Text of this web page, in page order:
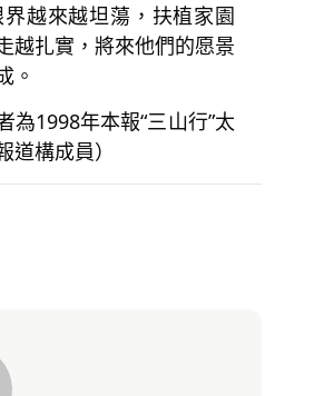
界越來越坦蕩，扶植家園
越扎實，將來他們的愿景
。
1998年本報“三山行”太
道構成員）